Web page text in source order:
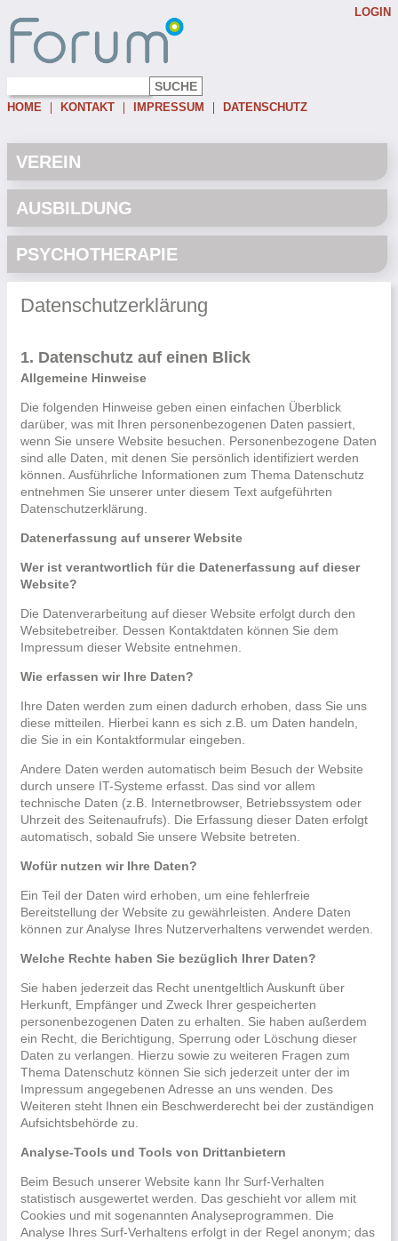
HOME KONTAKT IMPRESSUM DATENSCHUTZ
LOGIN
Password:
VEREIN
AUSBILDUNG
PSYCHOTHERAPIE
Datenschutzerklärung
1. Datenschutz auf einen Blick
Allgemeine Hinweise
Die folgenden Hinweise geben einen einfachen Überblick
darüber, was mit Ihren personenbezogenen Daten passiert,
wenn Sie unsere Website besuchen. Personenbezogene Daten
sind alle Daten, mit denen Sie persönlich identifiziert werden
können. Ausführliche Informationen zum Thema Datenschutz
entnehmen Sie unserer unter diesem Text aufgeführten
Datenschutzerklärung.
Datenerfassung auf unserer Website
Wer ist verantwortlich für die Datenerfassung auf dieser
Website?
Die Datenverarbeitung auf dieser Website erfolgt durch den
Websitebetreiber. Dessen Kontaktdaten können Sie dem
Impressum dieser Website entnehmen.
Wie erfassen wir Ihre Daten?
Ihre Daten werden zum einen dadurch erhoben, dass Sie uns
diese mitteilen. Hierbei kann es sich z.B. um Daten handeln,
die Sie in ein Kontaktformular eingeben.
Andere Daten werden automatisch beim Besuch der Website
durch unsere IT-Systeme erfasst. Das sind vor allem
technische Daten (z.B. Internetbrowser, Betriebssystem oder
Uhrzeit des Seitenaufrufs). Die Erfassung dieser Daten erfolgt
automatisch, sobald Sie unsere Website betreten.
Wofür nutzen wir Ihre Daten?
Ein Teil der Daten wird erhoben, um eine fehlerfreie
Bereitstellung der Website zu gewährleisten. Andere Daten
können zur Analyse Ihres Nutzerverhaltens verwendet werden.
Welche Rechte haben Sie bezüglich Ihrer Daten?
Sie haben jederzeit das Recht unentgeltlich Auskunft über
Herkunft, Empfänger und Zweck Ihrer gespeicherten
personenbezogenen Daten zu erhalten. Sie haben außerdem
ein Recht, die Berichtigung, Sperrung oder Löschung dieser
Daten zu verlangen. Hierzu sowie zu weiteren Fragen zum
Thema Datenschutz können Sie sich jederzeit unter der im
Impressum angegebenen Adresse an uns wenden. Des
Weiteren steht Ihnen ein Beschwerderecht bei der zuständigen
Aufsichtsbehörde zu.
Analyse-Tools und Tools von Drittanbietern
Beim Besuch unserer Website kann Ihr Surf-Verhalten
statistisch ausgewertet werden. Das geschieht vor allem mit
Cookies und mit sogenannten Analyseprogrammen. Die
Analyse Ihres Surf-Verhaltens erfolgt in der Regel anonym; das